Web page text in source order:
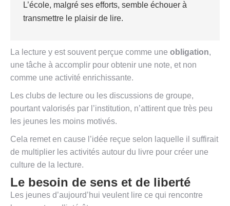
L’école, malgré ses efforts, semble échouer à
transmettre le plaisir de lire.
La lecture y est souvent perçue comme une obligation,
une tâche à accomplir pour obtenir une note, et non
comme une activité enrichissante.
Les clubs de lecture ou les discussions de groupe,
pourtant valorisés par l’institution, n’attirent que très peu
les jeunes les moins motivés.
Cela remet en cause l’idée reçue selon laquelle il suffirait
de multiplier les activités autour du livre pour créer une
culture de la lecture.
Le besoin de sens et de liberté
Les jeunes d’aujourd’hui veulent lire ce qui rencontre